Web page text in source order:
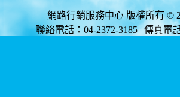
網路行銷服務中心 版權所有 ©
聯絡電話：04-2372-3185 | 傳真電